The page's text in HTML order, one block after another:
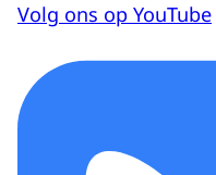
Volg ons op YouTube